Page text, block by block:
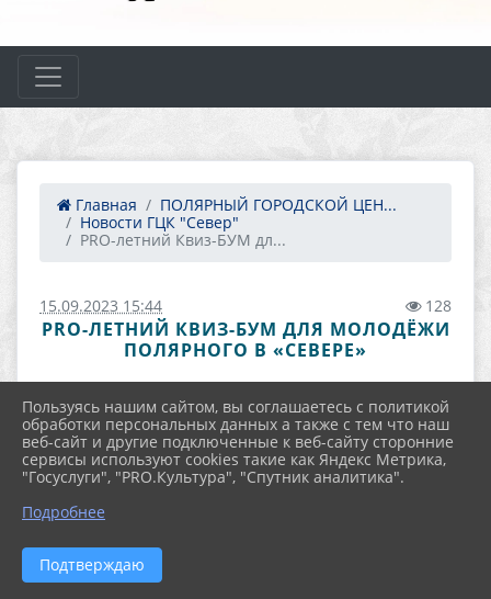
Главная
ПОЛЯРНЫЙ ГОРОДСКОЙ ЦЕН...
Новости ГЦК "Север"
PRO-летний Квиз-БУМ дл...
15.09.2023 15:44 128
PRO-ЛЕТНИЙ КВИЗ-БУМ ДЛЯ МОЛОДЁЖИ
ПОЛЯРНОГО В «СЕВЕРЕ»
Пользуясь нашим сайтом, вы соглашаетесь с политикой
обработки персональных данных а также с тем что наш
веб-сайт и другие подключенные к веб-сайту сторонние
сервисы используют cookies такие как Яндекс Метрика,
"Госуслуги", "PRO.Культура", "Спутник аналитика".
Подробнее
Подтверждаю